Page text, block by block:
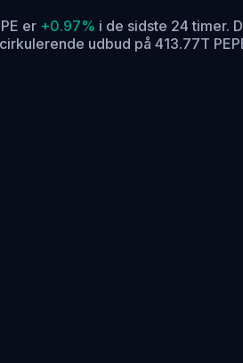
er +0.97% i de sidste 24 timer.
udbud på 413.77T